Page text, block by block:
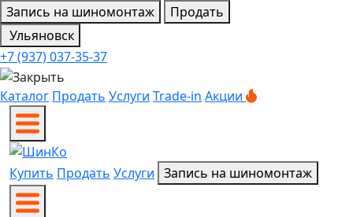
Запись на шиномонтаж
Продать
Ульяновск
+7 (937) 037-35-37
Каталог Продать Услуги Trade-in Акции
Купить Продать Услуги Запись на шиномонтаж